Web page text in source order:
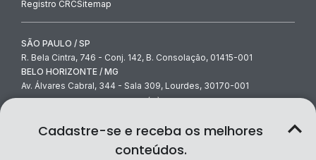
Cadastre-se e receba os melhores
conteúdos.
Registro CRCSitemap
SÃO PAULO / SP
R. Bela Cintra, 746 - Conj. 142, B. Consolação, 01415-001
BELO HORIZONTE / MG
Av. Álvares Cabral, 344 - Sala 309, Lourdes, 30170-001
contato@contabilidade.com-(11) 3854-4000